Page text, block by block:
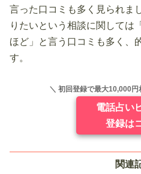
言った口コミも多く見られま
りたいという相談に関しては
ほど」と言う口コミも多く、
す。
＼ 初回登録で最大10,000
電話占い
登録は
関連